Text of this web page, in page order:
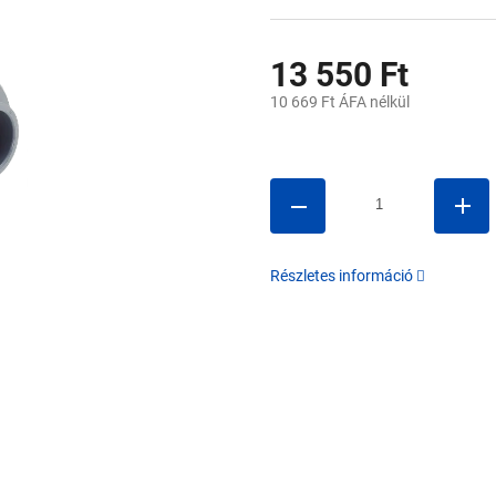
13 550 Ft
10 669 Ft ÁFA nélkül
Részletes információ